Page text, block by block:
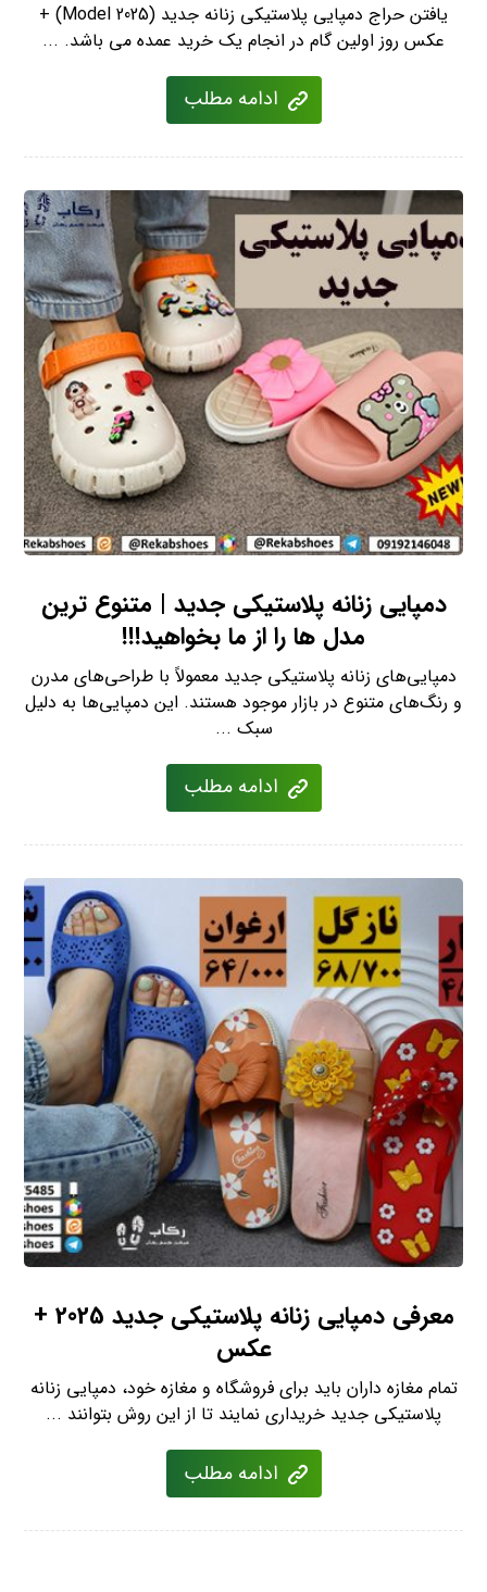
یافتن حراج دمپایی پلاستیکی زنانه جدید (Model 2025) +
عکس روز اولین گام در انجام یک خرید عمده می باشد. ...
ادامه مطلب
دمپایی زنانه پلاستیکی جدید | متنوع ترین
مدل ها را از ما بخواهید!!!
دمپایی‌های زنانه پلاستیکی جدید معمولاً با طراحی‌های مدرن
و رنگ‌های متنوع در بازار موجود هستند. این دمپایی‌ها به دلیل
سبک ...
ادامه مطلب
معرفی دمپایی زنانه پلاستیکی جدید 2025 +
عکس
تمام مغازه داران باید برای فروشگاه و مغازه خود، دمپایی زنانه
پلاستیکی جدید خریداری نمایند تا از این روش بتوانند ...
ادامه مطلب